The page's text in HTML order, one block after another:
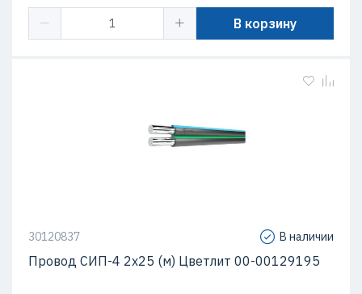
В корзину
30120837 В наличии
Провод СИП-4 2х25 (м) Цветлит 00-00129195